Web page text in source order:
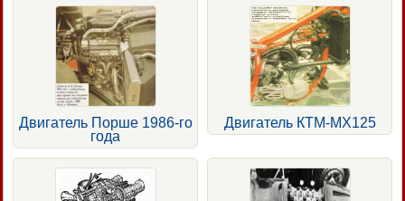
Двигатель Порше 1986-го
года
Двигатель КТМ-МХ125